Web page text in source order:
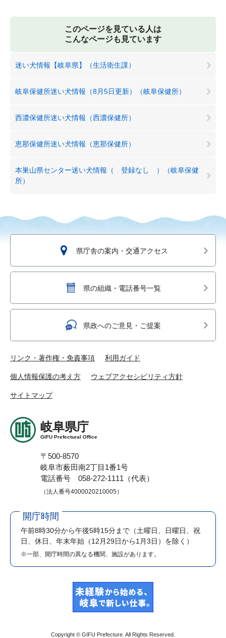
このページを見ている人は
こんなページも見ています
迷い犬情報【岐阜県】（生活衛生課）
岐阜保健所迷い犬情報（8月5日更新）（岐阜保健所）
西濃保健所迷い犬情報（西濃保健所）
恵那保健所迷い犬情報（恵那保健所）
本巣山県センター迷い犬情報（ 登録なし ）（岐阜保健
所）
県庁舎の案内・交通アクセス
県の組織・電話番号一覧
県政へのご意見・ご提案
リンク・著作権・免責事項 利用ガイド
個人情報保護の考え方 ウェブアクセシビリティ方針
サイトマップ
岐阜県庁
GIFU Prefectural Office
〒500-8570
岐阜市薮田南2丁目1番1号
電話番号 058-272-1111（代表）
（法人番号4000020210005）
開庁時間
午前8時30分から午後5時15分まで （土曜日、日曜日、祝
日、休日、年末年始（12月29日から1月3日）を除く）
※一部、開庁時間の異なる機関、施設があります。
Copyright © GIFU Prefecture. All Rights Reserved.